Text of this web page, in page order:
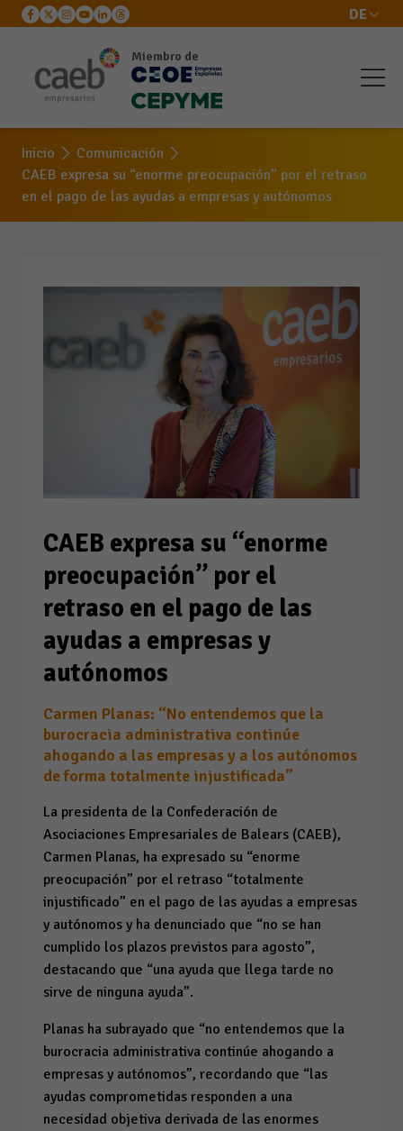
DE
Miembro de
Inicio
Comunicación
CAEB expresa su “enorme preocupación” por el retraso
en el pago de las ayudas a empresas y autónomos
CAEB expresa su “enorme
preocupación” por el
retraso en el pago de las
ayudas a empresas y
autónomos
Carmen Planas: “No entendemos que la
burocracia administrativa continúe
ahogando a las empresas y a los autónomos
de forma totalmente injustificada”
La presidenta de la Confederación de
Asociaciones Empresariales de Balears (CAEB),
Carmen Planas, ha expresado su “enorme
preocupación” por el retraso “totalmente
injustificado” en el pago de las ayudas a empresas
y autónomos y ha denunciado que “no se han
cumplido los plazos previstos para agosto”,
destacando que “una ayuda que llega tarde no
sirve de ninguna ayuda”.
Planas ha subrayado que “no entendemos que la
burocracia administrativa continúe ahogando a
empresas y autónomos”, recordando que “las
ayudas comprometidas responden a una
necesidad objetiva derivada de las enormes